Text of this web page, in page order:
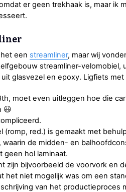
er geen trekhaak is, maar ik
een streamliner, maar wij
streamliner-velomobiel,
glasvezel en epoxy. Ligfiets
moet even uitleggen hoe die
😃
(romp, red.) is gemaakt met
waarin de midden- en
geen hol laminaat.
zijn bijvoorbeeld de voorvork en
het niet mogelijk was om een
van het productieproces